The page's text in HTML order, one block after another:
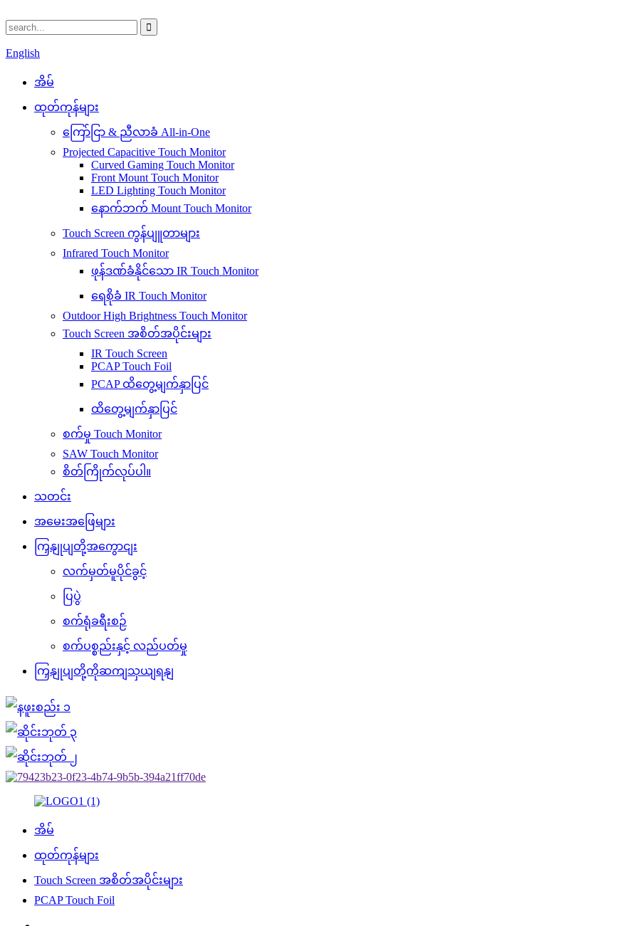
English
အိမ်
ထုတ်ကုန်များ
ကြော်ငြာ & ညီလာခံ All-in-One
Projected Capacitive Touch Monitor
Curved Gaming Touch Monitor
Front Mount Touch Monitor
LED Lighting Touch Monitor
နောက်ဘက် Mount Touch Monitor
Touch Screen ကွန်ပျူတာများ
Infrared Touch Monitor
ဖုန်ဒဏ်ခံနိုင်သော IR Touch Monitor
ရေစိုခံ IR Touch Monitor
Outdoor High Brightness Touch Monitor
Touch Screen အစိတ်အပိုင်းများ
IR Touch Screen
PCAP Touch Foil
PCAP ထိတွေ့မျက်နှာပြင်
ထိတွေ့မျက်နှာပြင်
စက်မှု Touch Monitor
SAW Touch Monitor
စိတ်ကြိုက်လုပ်ပါ။
သတင်း
အမေးအဖြေများ
ကြှနျုပျတို့အကွောငျး
လက်မှတ်မူပိုင်ခွင့်
ပြပွဲ
စက်ရုံခရီးစဉ်
စက်ပစ္စည်းနှင့် လည်ပတ်မှု
ကြှနျုပျတို့ကိုဆကျသှယျရနျ
အိမ်
ထုတ်ကုန်များ
Touch Screen အစိတ်အပိုင်းများ
PCAP Touch Foil